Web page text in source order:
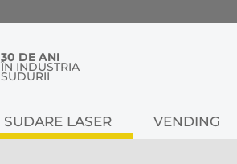
30 DE ANI
ÎN INDUSTRIA
SUDURII
SUDARE LASER VENDING